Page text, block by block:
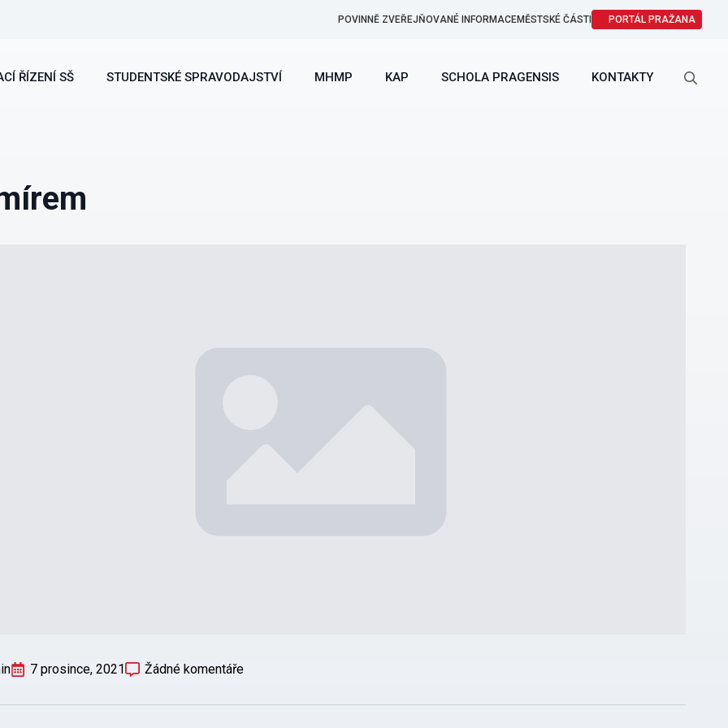
POVINNĚ ZVEŘEJŇOVANÉ INFORMACEMĚSTSKÉ ČÁSTI PORTÁL PRAŽANA
ŘÍZENÍ SŠ STUDENTSKÉ SPRAVODAJSTVÍ MHMP KAP SCHOLA PRAGENSIS KONTAKTY
7 prosince, 2021 Žádné komentáře